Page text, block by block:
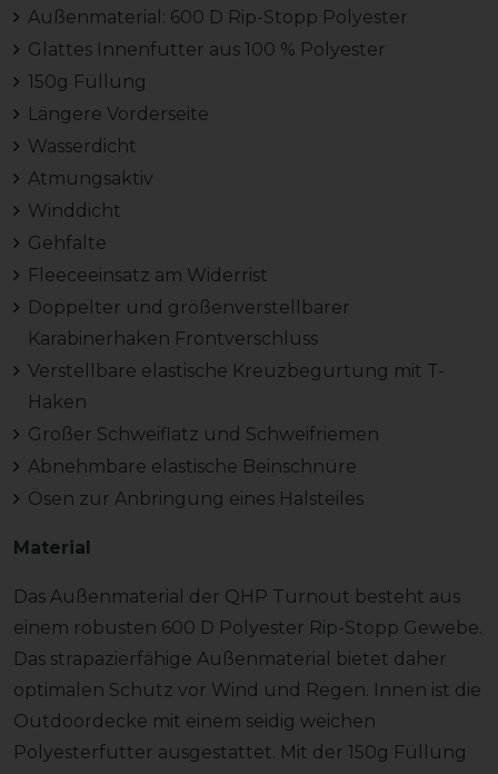
Außenmaterial: 600 D Rip-Stopp Polyester
Glattes Innenfutter aus 100 % Polyester
150g Füllung
Längere Vorderseite
Wasserdicht
Atmungsaktiv
Winddicht
Gehfalte
Fleeceeinsatz am Widerrist
Doppelter und größenverstellbarer
Karabinerhaken Frontverschluss
Verstellbare elastische Kreuzbegurtung mit T-
Haken
Großer Schweiflatz und Schweifriemen
Abnehmbare elastische Beinschnüre
Ösen zur Anbringung eines Halsteiles
Material
Das Außenmaterial der QHP Turnout besteht aus
einem robusten 600 D Polyester Rip-Stopp Gewebe.
Das strapazierfähige Außenmaterial bietet daher
optimalen Schutz vor Wind und Regen. Innen ist die
Outdoordecke mit einem seidig weichen
Polyesterfutter ausgestattet. Mit der 150g Füllung